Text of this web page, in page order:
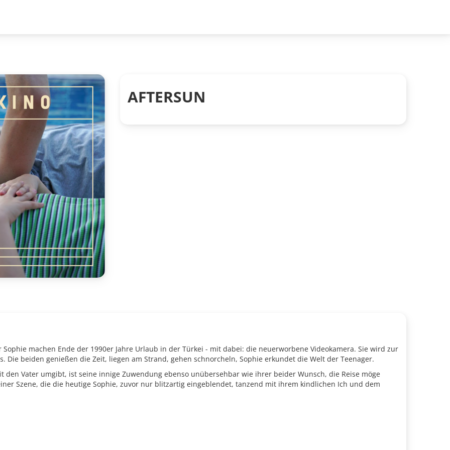
AFTERSUN
machen Ende der 1990er Jahre Urlaub in der Türkei - mit dabei: die neuerworbene Videokamera. Sie wird zur
Die beiden genießen die Zeit, liegen am Strand, gehen schnorcheln, Sophie erkundet die Welt der Teenager.
den Vater umgibt, ist seine innige Zuwendung ebenso unübersehbar wie ihrer beider Wunsch, die Reise möge
Szene, die die heutige Sophie, zuvor nur blitzartig eingeblendet, tanzend mit ihrem kindlichen Ich und dem